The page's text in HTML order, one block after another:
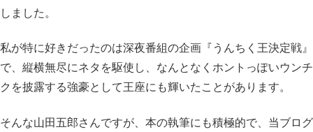
しました。
私が特に好きだったのは深夜番組の企画『うんちく王決定戦』
で、縦横無尽にネタを駆使し、なんとなくホントっぽいウンチ
クを披露する強豪として王座にも輝いたことがあります。
そんな山田五郎さんですが、本の執筆にも積極的で、当ブログ